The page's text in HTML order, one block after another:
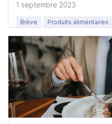
1 septembre 2023
Brève Produits alimentaires